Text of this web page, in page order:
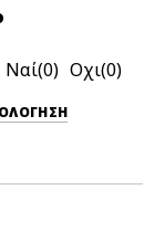
0 0
ΑΞΙΟΛΟΓΗΣΗ